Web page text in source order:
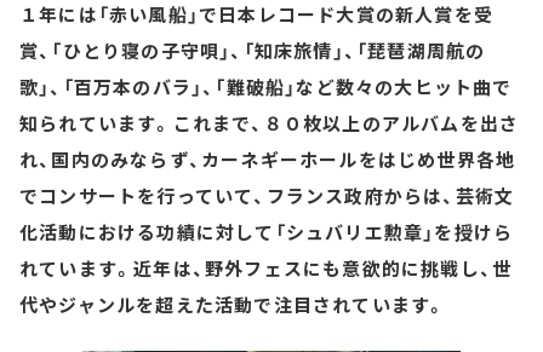
１年には「赤い風船」で日本レコード大賞の新人賞を受
賞、「ひとり寝の子守唄」、「知床旅情」、「琵琶湖周航の
歌」、「百万本のバラ」、「難破船」など数々の大ヒット曲で
知られています。これまで、８０枚以上のアルバムを出さ
れ、国内のみならず、カーネギーホールをはじめ世界各地
でコンサートを行っていて、フランス政府からは、芸術文
化活動における功績に対して「シュバリエ勲章」を授けら
れています。近年は、野外フェスにも意欲的に挑戦し、世
代やジャンルを超えた活動で注目されています。